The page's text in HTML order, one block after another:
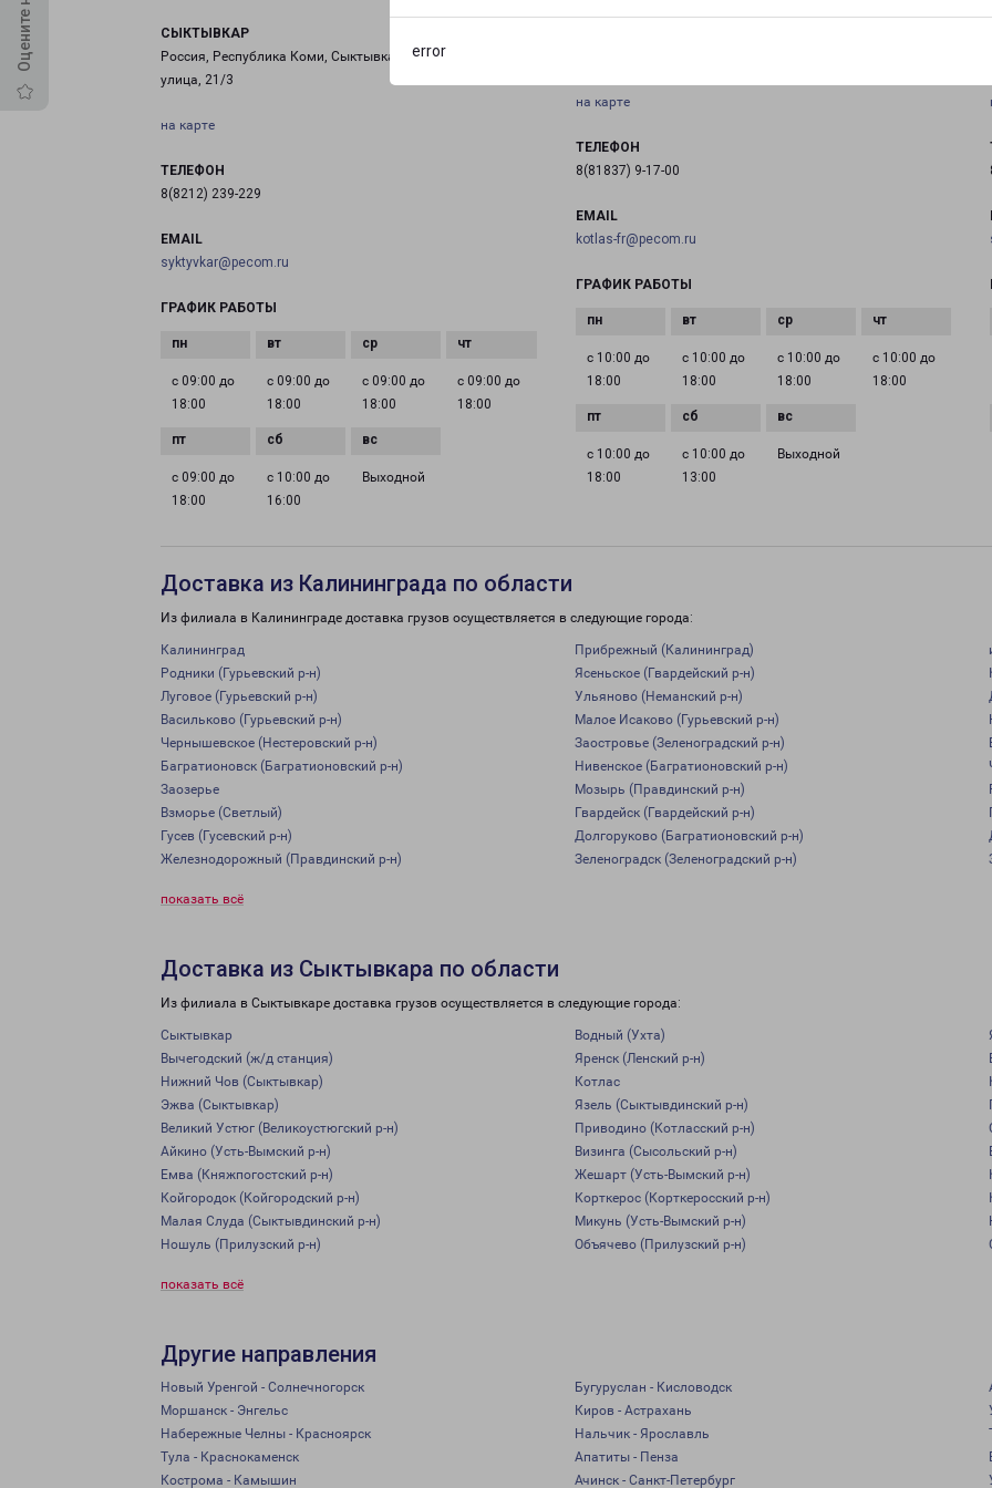
error
СЫКТЫВКАР
Россия, Республика Коми, Сыктывкар, Лесопарковая
улица, 21/3
на карте
ТЕЛЕФОН
8(8212) 239-229
EMAIL
syktyvkar@pecom.ru
ГРАФИК РАБОТЫ
с 09:00 до
18:00
с 09:00 до
18:00
с 09:00 до
18:00
с 09:00 до
18:00
с 09:00 до
18:00
с 10:00 до
16:00
Выходной
на карте
ТЕЛЕФОН
8(81837) 9-17-00
EMAIL
kotlas-fr@pecom.ru
ГРАФИК РАБОТЫ
с 10:00 до
18:00
с 10:00 до
18:00
с 10:00 до
18:00
с 10:00 до
18:00
с 10:00 до
18:00
с 10:00 до
13:00
Выходной
Доставка из Калининграда по области
Из филиала в Калининграде доставка грузов осуществляется в следующие города:
Калининград Прибрежный (Калининград)
Родники (Гурьевский р-н)
Ясеньское (Гвардейский р-н)
Луговое (Гурьевский р-н)
Ульяново (Неманский р-н)
Васильково (Гурьевский р-н)
Малое Исаково (Гурьевский р-н)
Чернышевское (Нестеровский р-н)
Заостровье (Зеленоградский р-н)
Багратионовск (Багратионовский р-н)
Нивенское (Багратионовский р-н)
Заозерье
Мозырь (Правдинский р-н)
Взморье (Светлый)
Гвардейск (Гвардейский р-н)
Гусев (Гусевский р-н)
Долгоруково (Багратионовский р-н)
Железнодорожный (Правдинский р-н)
Зеленоградск (Зеленоградский р-н)
показать всё
Доставка из Сыктывкара по области
Из филиала в Сыктывкаре доставка грузов осуществляется в следующие города:
Сыктывкар Водный (Ухта)
Вычегодский (ж/д станция)
Яренск (Ленский р-н)
Нижний Чов (Сыктывкар)
Котлас
Эжва (Сыктывкар)
Язель (Сыктывдинский р-н)
Великий Устюг (Великоустюгский р-н)
Приводино (Котласский р-н)
Айкино (Усть-Вымский р-н)
Визинга (Сысольский р-н)
Емва (Княжпогостский р-н)
Жешарт (Усть-Вымский р-н)
Койгородок (Койгородский р-н)
Корткерос (Корткеросский р-н)
Малая Слуда (Сыктывдинский р-н)
Микунь (Усть-Вымский р-н)
Ношуль (Прилузский р-н)
Объячево (Прилузский р-н)
показать всё
Другие направления
Новый Уренгой - Солнечногорск Бугуруслан - Кисловодск
Моршанск - Энгельс
Киров - Астрахань
Набережные Челны - Красноярск
Нальчик - Ярославль
Тула - Краснокаменск
Апатиты - Пенза
Кострома - Камышин
Ачинск - Санкт-Петербург